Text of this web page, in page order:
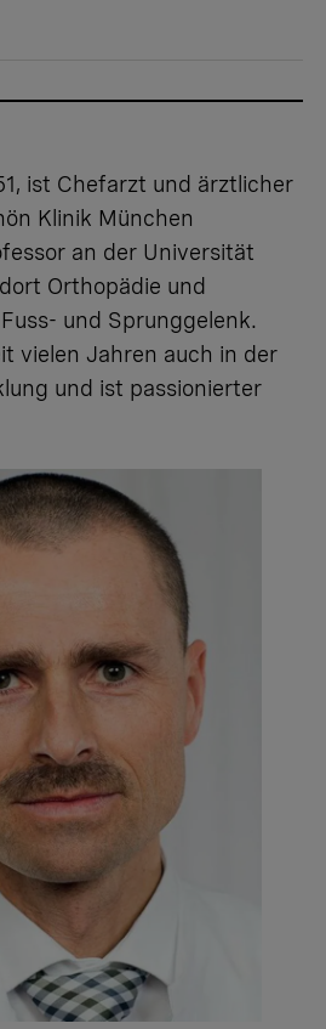
ist Chefarzt und ärztlicher
Klinik München
an der Universität
Orthopädie und
und Sprunggelenk.
vielen Jahren auch in der
und ist passionierter